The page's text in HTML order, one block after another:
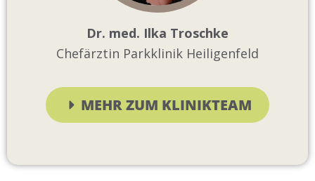
Dr. med. Ilka Troschke
Chefärztin Parkklinik Heiligenfeld
MEHR ZUM KLINIKTEAM